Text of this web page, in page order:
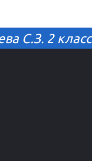
C.З. 2 класс